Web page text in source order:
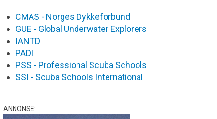
CMAS - Norges Dykkeforbund
GUE - Global Underwater Explorers
IANTD
PADI
PSS - Professional Scuba Schools
SSI - Scuba Schools International
ANNONSE: